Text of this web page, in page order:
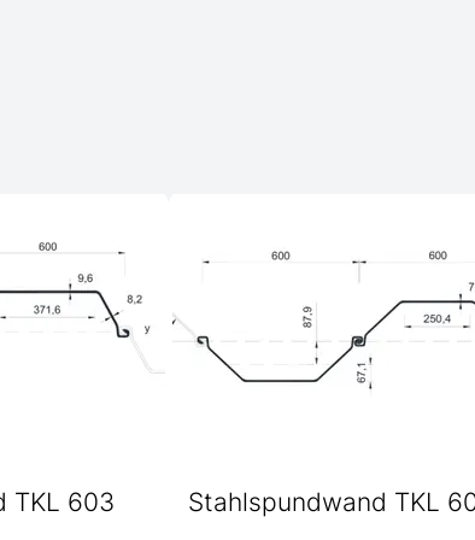
TKL 603 Stahlspundwand TKL